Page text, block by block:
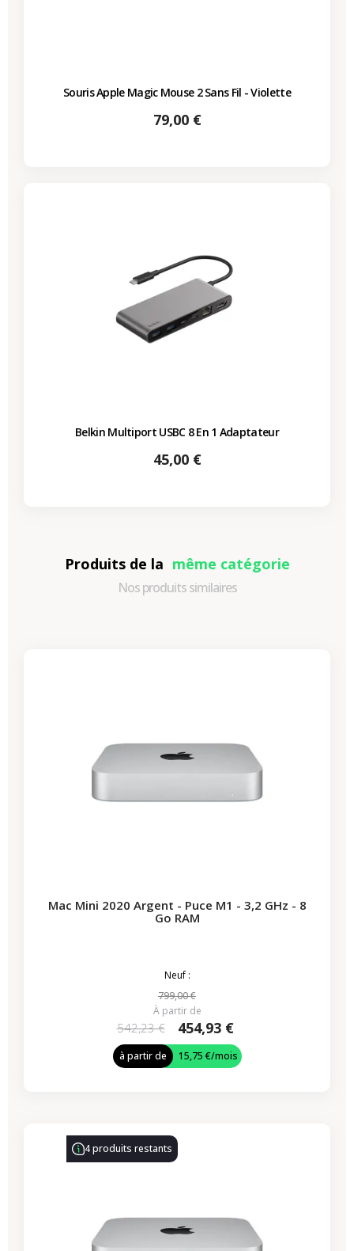
Souris Apple Magic Mouse 2 Sans Fil - Violette
Prix
79,00 €
Belkin Multiport USBC 8 En 1 Adaptateur
Prix
45,00 €
Produits de la même catégorie
Nos produits similaires
Mac Mini 2020 Argent - Puce M1 - 3,2 GHz - 8
Go RAM
Neuf :
799,00 €
À partir de
542,23 € 454,93 €
à partir de 15,75 €/mois
4 produits restants